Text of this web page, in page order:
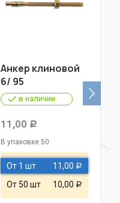
Анкер клиновой
6/ 95
в наличии
11,00 Р
В упаковке 50
От 1 шт 11,00 Р
От 50 шт 10,00 Р